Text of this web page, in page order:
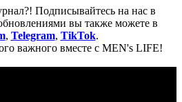
Подписывайтесь на нас в
вы также можете в
, Telegram, TikTok.
важного вместе с MEN's LIFE!